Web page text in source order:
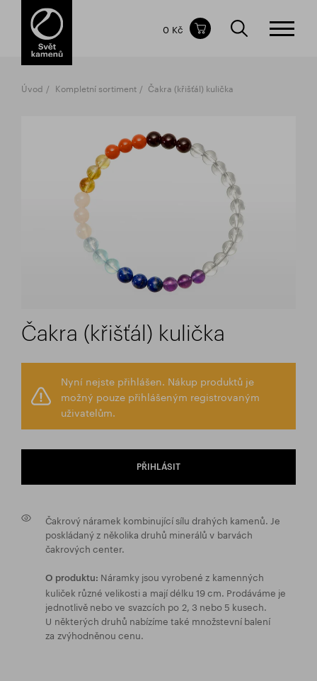
Obsah nákupního košíku
CELKOVÁ CENA
0 Kč
Úvod Kompletní sortiment Čakra (křišťál) kulička
Čakra (křišťál) kulička
Nyní nejste přihlášen. Nákup produktů je
možný pouze přihlášeným registrovaným
uživatelům.
PŘIHLÁSIT
Čakrový náramek kombinující sílu drahých kamenů. Je
poskládaný z několika druhů minerálů v barvách
čakrových center.
O produktu: Náramky jsou vyrobené z kamenných
kuliček různé velikosti a mají délku 19 cm. Prodáváme je
jednotlivě nebo ve svazcích po 2, 3 nebo 5 kusech.
U některých druhů nabízíme také množstevní balení
za zvýhodněnou cenu.